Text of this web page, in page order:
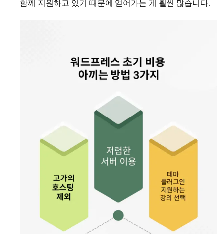
함께 지원하고 있기 때문에 얻어가는 게 훨씬 많습니다.